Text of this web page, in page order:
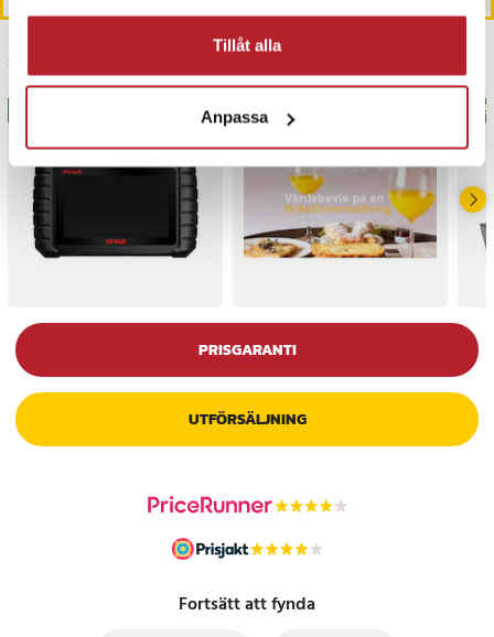
Tillåt alla
Anpassa
Senast besökta
PRISGARANTI
UTFÖRSÄLJNING
Fortsätt att fynda